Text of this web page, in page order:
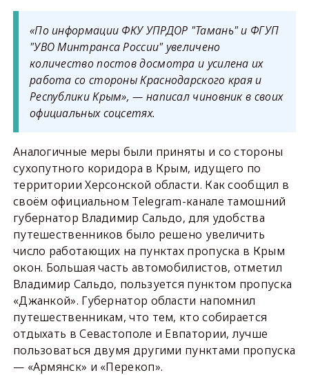
«По информации ФКУ УПРДОР "Тамань" и ФГУП
"УВО Минтранса России" увеличено
количество постов досмотра и усилена их
работа со стороны Краснодарского края и
Республики Крым», — написал чиновник в своих
официальных соцсетях.
Аналогичные меры были приняты и со стороны
сухопутного коридора в Крым, идущего по
территории Херсонской области. Как сообщил в
своём официальном Telegram-канале тамошний
губернатор Владимир Сальдо, для удобства
путешественников было решено увеличить
число работающих на пунктах пропуска в Крым
окон. Большая часть автомобилистов, отметил
Владимир Сальдо, пользуется пунктом пропуска
«Джанкой». Губернатор области напомнил
путешественникам, что тем, кто собирается
отдыхать в Севастополе и Евпатории, лучше
пользоваться двумя другими пунктами пропуска
— «Армянск» и «Перекоп».